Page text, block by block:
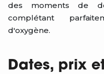
des moments de
complétant
d'oxygène.
Dates, prix